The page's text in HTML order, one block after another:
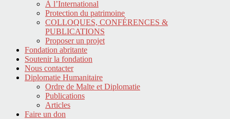
À l’International
Protection du patrimoine
COLLOQUES, CONFÉRENCES &
PUBLICATIONS
Proposer un projet
Fondation abritante
Soutenir la fondation
Nous contacter
Diplomatie Humanitaire
Ordre de Malte et Diplomatie
Publications
Articles
Faire un don